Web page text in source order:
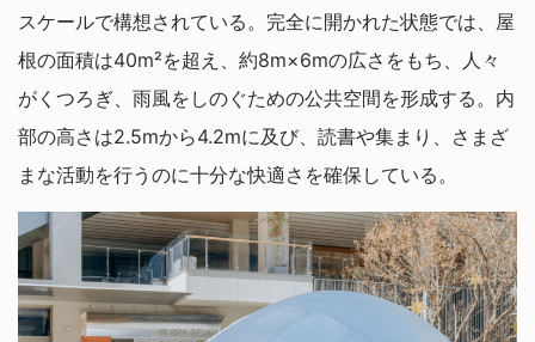
スケールで構想されている。完全に開かれた状態では、屋
根の面積は40m²を超え、約8m×6mの広さをもち、人々
がくつろぎ、雨風をしのぐための公共空間を形成する。内
部の高さは2.5mから4.2mに及び、読書や集まり、さまざ
まな活動を行うのに十分な快適さを確保している。